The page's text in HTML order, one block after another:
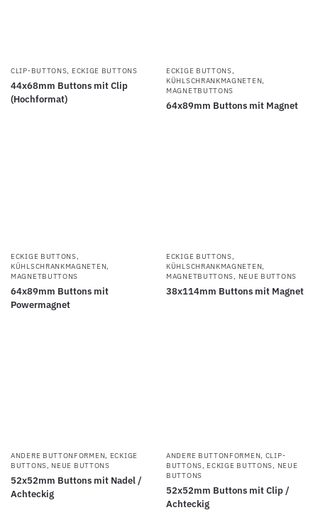
CLIP-BUTTONS, ECKIGE BUTTONS
44x68mm Buttons mit Clip
(Hochformat)
ECKIGE BUTTONS,
KÜHLSCHRANKMAGNETEN,
MAGNETBUTTONS
64x89mm Buttons mit Magnet
ECKIGE BUTTONS,
KÜHLSCHRANKMAGNETEN,
MAGNETBUTTONS
64x89mm Buttons mit
Powermagnet
ECKIGE BUTTONS,
KÜHLSCHRANKMAGNETEN,
MAGNETBUTTONS, NEUE BUTTONS
38x114mm Buttons mit Magnet
ANDERE BUTTONFORMEN, ECKIGE
BUTTONS, NEUE BUTTONS
52x52mm Buttons mit Nadel /
Achteckig
ANDERE BUTTONFORMEN, CLIP-
BUTTONS, ECKIGE BUTTONS, NEUE
BUTTONS
52x52mm Buttons mit Clip /
Achteckig